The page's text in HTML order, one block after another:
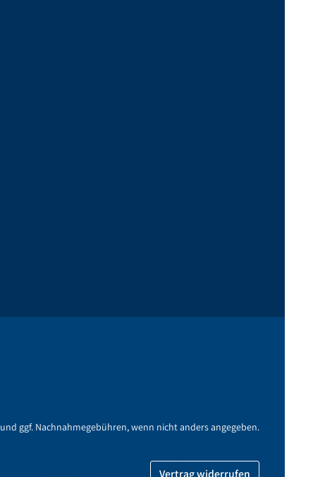
und ggf. Nachnahmegebühren, wenn nicht anders angegeben.
Vertrag widerrufen